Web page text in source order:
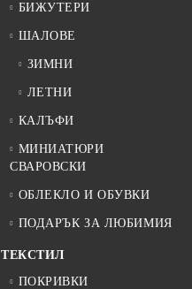
БИЖУТЕРИ
ШАЛОВЕ
ЗИМНИ
ЛЕТНИ
КАЛЪФИ
МИНИАТЮРИ
СВАРОВСКИ
ОБЛЕКЛО И ОБУВКИ
ПОДАРЪК ЗА ЛЮБИМИЯ
ТЕКСТИЛ
ПОКРИВКИ